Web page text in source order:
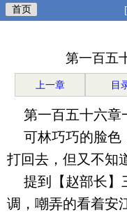
首页
第一百五
上一章 目
第一百五十六章
可林巧巧的脸色
打回去，但又不知
提到【赵部长】
调，嘲弄的看着安